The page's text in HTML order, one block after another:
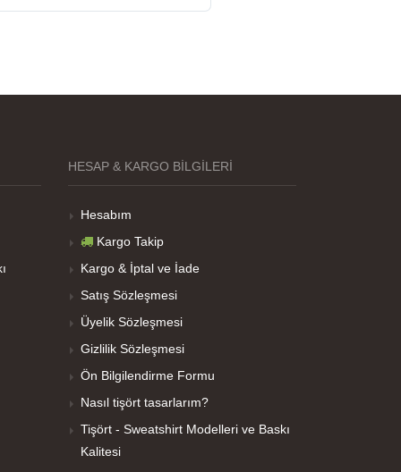
HESAP & KARGO BILGILERI
Hesabım
Kargo Takip
Kargo & İptal ve İade
Satış Sözleşmesi
Üyelik Sözleşmesi
Gizlilik Sözleşmesi
Ön Bilgilendirme Formu
Nasıl tişört tasarlarım?
Tişört - Sweatshirt Modelleri ve Baskı
Kalitesi